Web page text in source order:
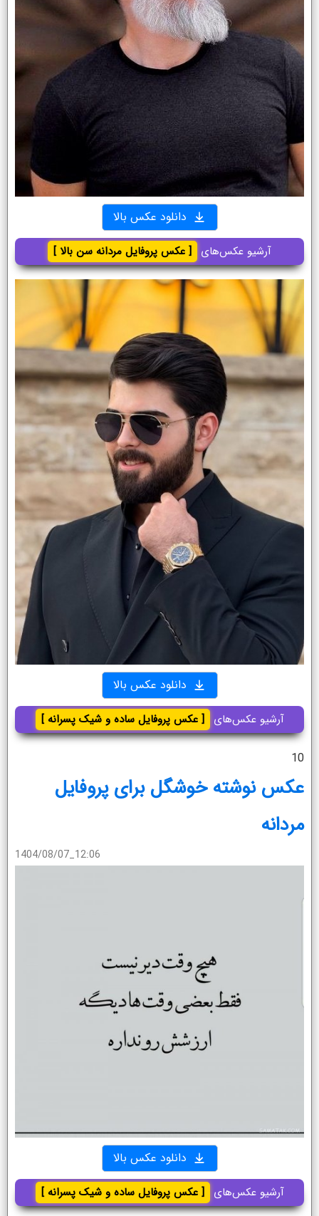
دانلود عکس بالا
آرشیو عکس‌های [ عکس پروفایل مردانه سن بالا ]
دانلود عکس بالا
آرشیو عکس‌های [ عکس پروفایل ساده و شیک پسرانه ]
10
عکس نوشته خوشگل برای پروفایل
مردانه
1404/08/07_12:06
دانلود عکس بالا
آرشیو عکس‌های [ عکس پروفایل ساده و شیک پسرانه ]